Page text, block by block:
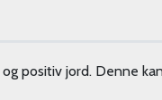
positiv jord. Denne